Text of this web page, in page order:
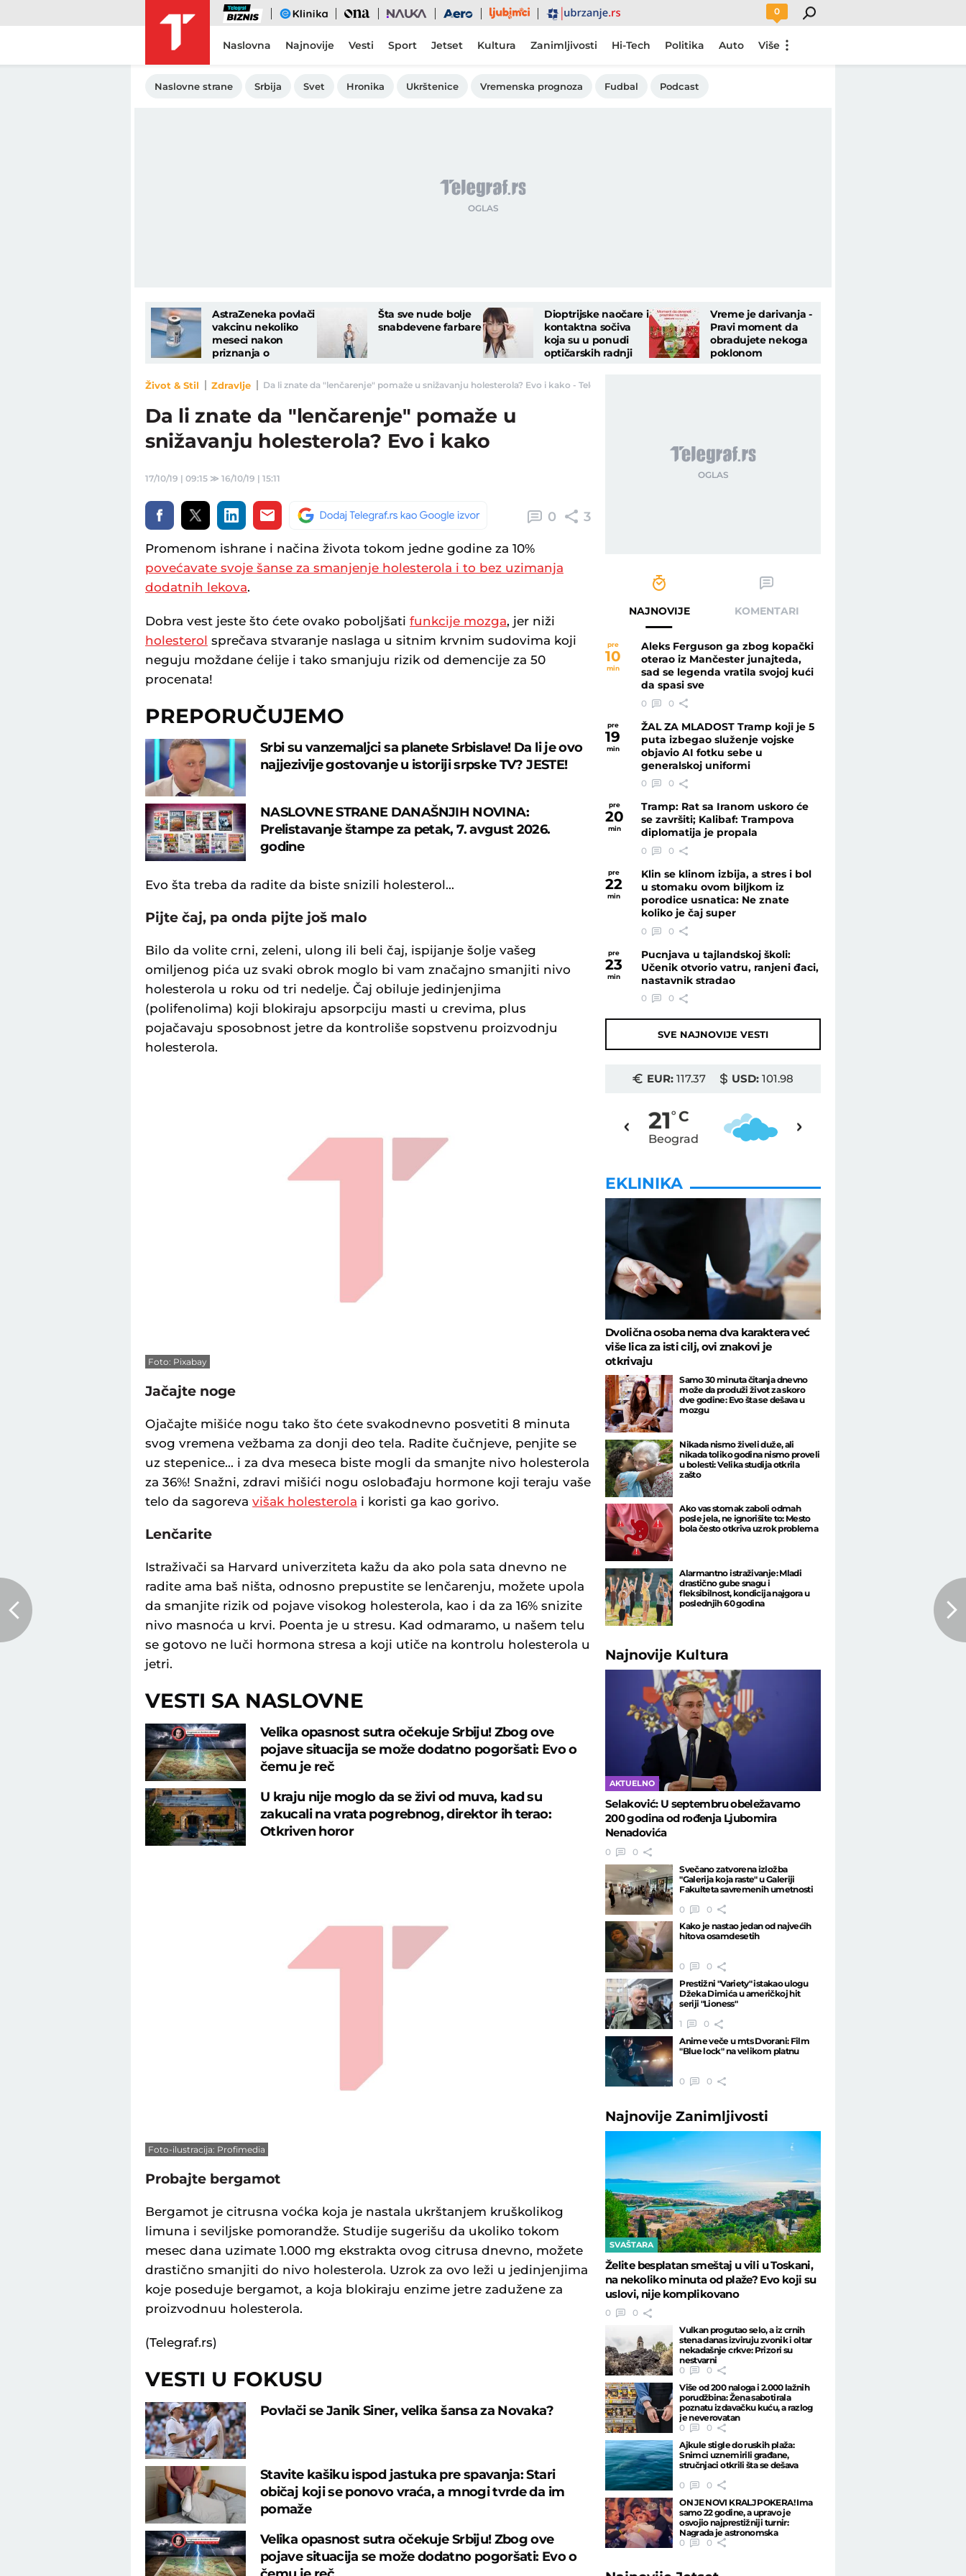
Biznis eKlinika Ona Nauka Aero Ljubimci Ubrzanje 0
Naslovna Najnovije Vesti Sport Jetset Kultura Zanimljivosti Hi-Tech Politika Auto Više
Naslovne strane Srbija Svet Hronika Ukrštenice Vremenska prognoza Fudbal Podcast
AstraZeneka povlači
vakcinu nekoliko
meseci nakon
priznanja o
Šta sve nude bolje
snabdevene farbare
Dioptrijske naočare i
kontaktna sočiva
koja su u ponudi
optičarskih radnji
Vreme je darivanja -
Pravi moment da
obradujete nekoga
poklonom
Život & Stil Zdravlje Da li znate da "lenčarenje" pomaže u snižavanju holesterola? Evo i kako - Telegraf.rs
Da li znate da "lenčarenje" pomaže u
snižavanju holesterola? Evo i kako
17/10/19 | 09:15 ≫ 16/10/19 | 15:11
0 3
Promenom ishrane i načina života tokom jedne godine za 10%
povećavate svoje šanse za smanjenje holesterola i to bez uzimanja
dodatnih lekova.
Dobra vest jeste što ćete ovako poboljšati funkcije mozga, jer niži
holesterol sprečava stvaranje naslaga u sitnim krvnim sudovima koji
neguju moždane ćelije i tako smanjuju rizik od demencije za 50
procenata!
PREPORUČUJEMO
Srbi su vanzemaljci sa planete Srbislave! Da li je ovo
najjezivije gostovanje u istoriji srpske TV? JESTE!
NASLOVNE STRANE DANAŠNJIH NOVINA:
Prelistavanje štampe za petak, 7. avgust 2026.
godine
Evo šta treba da radite da biste snizili holesterol...
Pijte čaj, pa onda pijte još malo
Bilo da volite crni, zeleni, ulong ili beli čaj, ispijanje šolje vašeg
omiljenog pića uz svaki obrok moglo bi vam značajno smanjiti nivo
holesterola u roku od tri nedelje. Čaj obiluje jedinjenjima
(polifenolima) koji blokiraju apsorpciju masti u crevima, plus
pojačavaju sposobnost jetre da kontroliše sopstvenu proizvodnju
holesterola.
Foto: Pixabay
Jačajte noge
Ojačajte mišiće nogu tako što ćete svakodnevno posvetiti 8 minuta
svog vremena vežbama za donji deo tela. Radite čučnjeve, penjite se
uz stepenice... i za dva meseca biste mogli da smanjte nivo holesterola
za 36%! Snažni, zdravi mišići nogu oslobađaju hormone koji teraju vaše
telo da sagoreva višak holesterola i koristi ga kao gorivo.
Lenčarite
Istraživači sa Harvard univerziteta kažu da ako pola sata dnevno ne
radite ama baš ništa, odnosno prepustite se lenčarenju, možete upola
da smanjite rizik od pojave visokog holesterola, kao i da za 16% snizite
nivo masnoća u krvi. Poenta je u stresu. Kad odmaramo, u našem telu
se gotovo ne luči hormona stresa a koji utiče na kontrolu holesterola u
jetri.
VESTI SA NASLOVNE
Velika opasnost sutra očekuje Srbiju! Zbog ove
pojave situacija se može dodatno pogoršati: Evo o
čemu je reč
U kraju nije moglo da se živi od muva, kad su
zakucali na vrata pogrebnog, direktor ih terao:
Otkriven horor
Foto-ilustracija: Profimedia
Probajte bergamot
Bergamot je citrusna voćka koja je nastala ukrštanjem kruškolikog
limuna i seviljske pomorandže. Studije sugerišu da ukoliko tokom
mesec dana uzimate 1.000 mg ekstrakta ovog citrusa dnevno, možete
drastično smanjiti do nivo holesterola. Uzrok za ovo leži u jedinjenjima
koje poseduje bergamot, a koja blokiraju enzime jetre zadužene za
proizvodnuu holesterola.
(Telegraf.rs)
VESTI U FOKUSU
Povlači se Janik Siner, velika šansa za Novaka?
Stavite kašiku ispod jastuka pre spavanja: Stari
običaj koji se ponovo vraća, a mnogi tvrde da im
pomaže
Velika opasnost sutra očekuje Srbiju! Zbog ove
pojave situacija se može dodatno pogoršati: Evo o
NAJNOVIJE KOMENTARI
pre
10
min
Aleks Ferguson ga zbog kopački
oterao iz Mančester junajteda,
sad se legenda vratila svojoj kući
da spasi sve
0 0
pre
19
min
ŽAL ZA MLADOST Tramp koji je 5
puta izbegao služenje vojske
objavio AI fotku sebe u
generalskoj uniformi
0 0
pre
20
min
Tramp: Rat sa Iranom uskoro će
se završiti; Kalibaf: Trampova
diplomatija je propala
0 0
pre
22
min
Klin se klinom izbija, a stres i bol
u stomaku ovom biljkom iz
porodice usnatica: Ne znate
koliko je čaj super
0 0
pre
23
min
Pucnjava u tajlandskoj školi:
Učenik otvorio vatru, ranjeni đaci,
nastavnik stradao
0 0
SVE NAJNOVIJE VESTI
EUR:117.37 USD: 101.98
Priština
21 o C
Beograd
EKLINIKA
Dvolična osoba nema dva karaktera već
više lica za isti cilj, ovi znakovi je
otkrivaju
Samo 30 minuta čitanja dnevno
može da produži život za skoro
dve godine: Evo šta se dešava u
mozgu
Nikada nismo živeli duže, ali
nikada toliko godina nismo proveli
u bolesti: Velika studija otkrila
zašto
Ako vas stomak zaboli odmah
posle jela, ne ignorišite to: Mesto
bola često otkriva uzrok problema
Alarmantno istraživanje: Mladi
drastično gube snagu i
fleksibilnost, kondicija najgora u
poslednjih 60 godina
Najnovije Kultura
AKTUELNO
Selaković: U septembru obeležavamo
200 godina od rođenja Ljubomira
Nenadovića
0
0
Svečano zatvorena izložba
"Galerija koja raste" u Galeriji
Fakulteta savremenih umetnosti
0
0
Kako je nastao jedan od najvećih
hitova osamdesetih
0
0
Prestižni "Variety" istakao ulogu
Džeka Dimića u američkoj hit
seriji "Lioness"
1
0
Anime veče u mts Dvorani: Film
"Blue lock" na velikom platnu
0 0
NajnovijeZanimljivosti
SVAŠTARA
Želite besplatan smeštaj u vili u Toskani,
na nekoliko minuta od plaže? Evo koji su
uslovi, nije komplikovano
0
0
Vulkan progutao selo, a iz crnih
stena danas izviruju zvonik i oltar
nekadašnje crkve: Prizori su
nestvarni
0
0
Više od 200 naloga i 2.000 lažnih
porudžbina: Žena sabotirala
poznatu izdavačku kuću, a razlog
je neverovatan
0
0
Ajkule stigle do ruskih plaža:
Snimci uznemirili građane,
stručnjaci otkrili šta se dešava
0
0
ON JE NOVI KRALJ POKERA! Ima
samo 22 godine, a upravo je
osvojio najprestižniji turnir:
Nagrada je astronomska
0
0